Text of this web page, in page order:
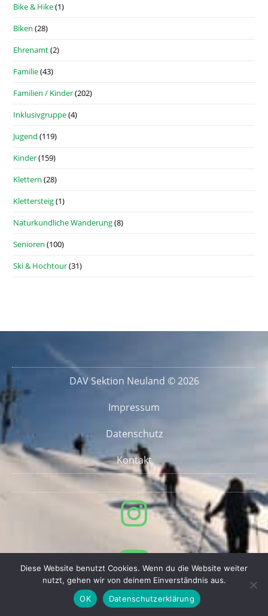
Bike & Hike(1)
Biken (28)
Ehrenamt(2)
Familie(43)
Familien / Kinder(202)
Inklusivgruppe(4)
Jugend (119)
Kinder(159)
Klettern (28)
Klettersteig(1)
Naturkundliche Wanderung(8)
Senioren (100)
Ski & Hochtour(31)
DAV Sektion Neuland © 2026
Impressum
Datenschutz
Kontakt
Diese Website benutzt Cookies. Wenn du die Website weiter
nutzt, gehen wir von deinem Einverständnis aus.
OK
Datenschutzerklärung